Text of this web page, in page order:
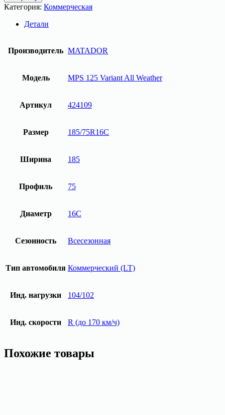
Шина
185/75R16C
104/102
MPS
125
Категория: Коммерческая
Детали
Производитель MATADOR
Модель MPS 125 Variant All Weather
Артикул 424109
Размер 185/75R16C
Ширина 185
Профиль 75
Диаметр 16C
Сезонность Всесезонная
Тип автомобиля Коммерческий (LT)
Инд. нагрузки 104/102
Инд. скорости R (до 170 км/ч)
Похожие товары